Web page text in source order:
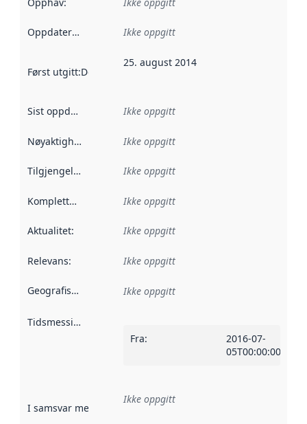
Oppdateringsfrekvens :
Ikke oppgitt
Først utgitt:Denne datoen sier når dataene i dette
25. august 2014
Sist oppdatert Ikke oppgitt
Nøyaktighet Ikke oppgitt
Tilgjengelighet Ikke oppgitt
Kompletthet Ikke oppgitt
Aktualitet: Ikke oppgitt
Relevans: Ikke oppgitt
Geografisk avgrensning :
Ikke oppgitt
Tidsmessig avgrensning
Fra:
2016-07-
05T00:00:00Z
I samsvar med Referanse til en implementasjonsregel
Ikke oppgitt